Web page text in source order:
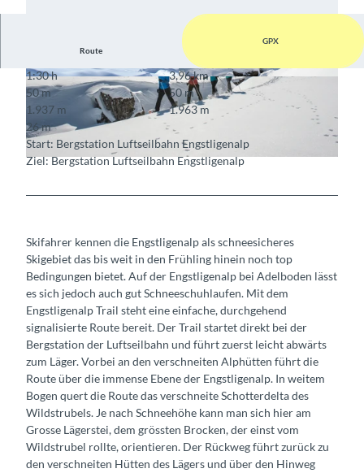
© Adelboden Tourismus
© Adelboden Tourismus © Adelboden Tourismus
Route
GPX
1:30 h
3,96 km
50 m
50 m
1.937 m
1.963 m
26 m
Start: Bergstation Luftseilbahn Engstligenalp
Ziel: Bergstation Luftseilbahn Engstligenalp
Skifahrer kennen die Engstligenalp als schneesicheres
Skigebiet das bis weit in den Frühling hinein noch top
Bedingungen bietet. Auf der Engstligenalp bei Adelboden lässt
es sich jedoch auch gut Schneeschuhlaufen. Mit dem
Engstligenalp Trail steht eine einfache, durchgehend
signalisierte Route bereit. Der Trail startet direkt bei der
Bergstation der Luftseilbahn und führt zuerst leicht abwärts
zum Läger. Vorbei an den verschneiten Alphütten führt die
Route über die immense Ebene der Engstligenalp. In weitem
Bogen quert die Route das verschneite Schotterdelta des
Wildstrubels. Je nach Schneehöhe kann man sich hier am
Grosse Lägerstei, dem grössten Brocken, der einst vom
Wildstrubel rollte, orientieren. Der Rückweg führt zurück zu
den verschneiten Hütten des Lägers und über den Hinweg